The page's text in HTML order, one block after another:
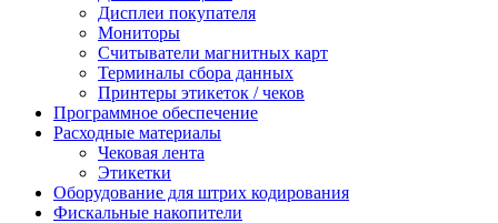
Дисплеи покупателя
Мониторы
Считыватели магнитных карт
Терминалы сбора данных
Принтеры этикеток / чеков
Программное обеспечение
Расходные материалы
Чековая лента
Этикетки
Оборудование для штрих кодирования
Фискальные накопители